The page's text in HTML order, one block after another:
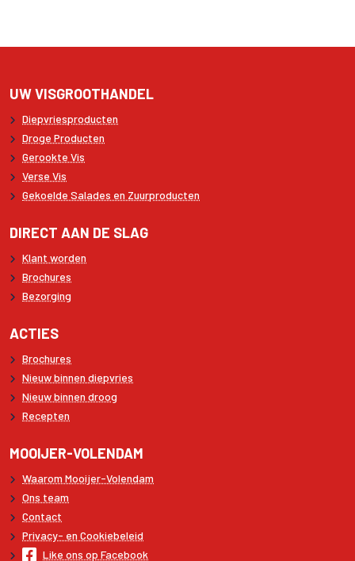
UW VISGROOTHANDEL
Diepvriesproducten
Droge Producten
Gerookte Vis
Verse Vis
Gekoelde Salades en Zuurproducten
DIRECT AAN DE SLAG
Klant worden
Brochures
Bezorging
ACTIES
Brochures
Nieuw binnen diepvries
Nieuw binnen droog
Recepten
MOOIJER-VOLENDAM
Waarom Mooijer-Volendam
Ons team
Contact
Privacy- en Cookiebeleid
Like ons op Facebook